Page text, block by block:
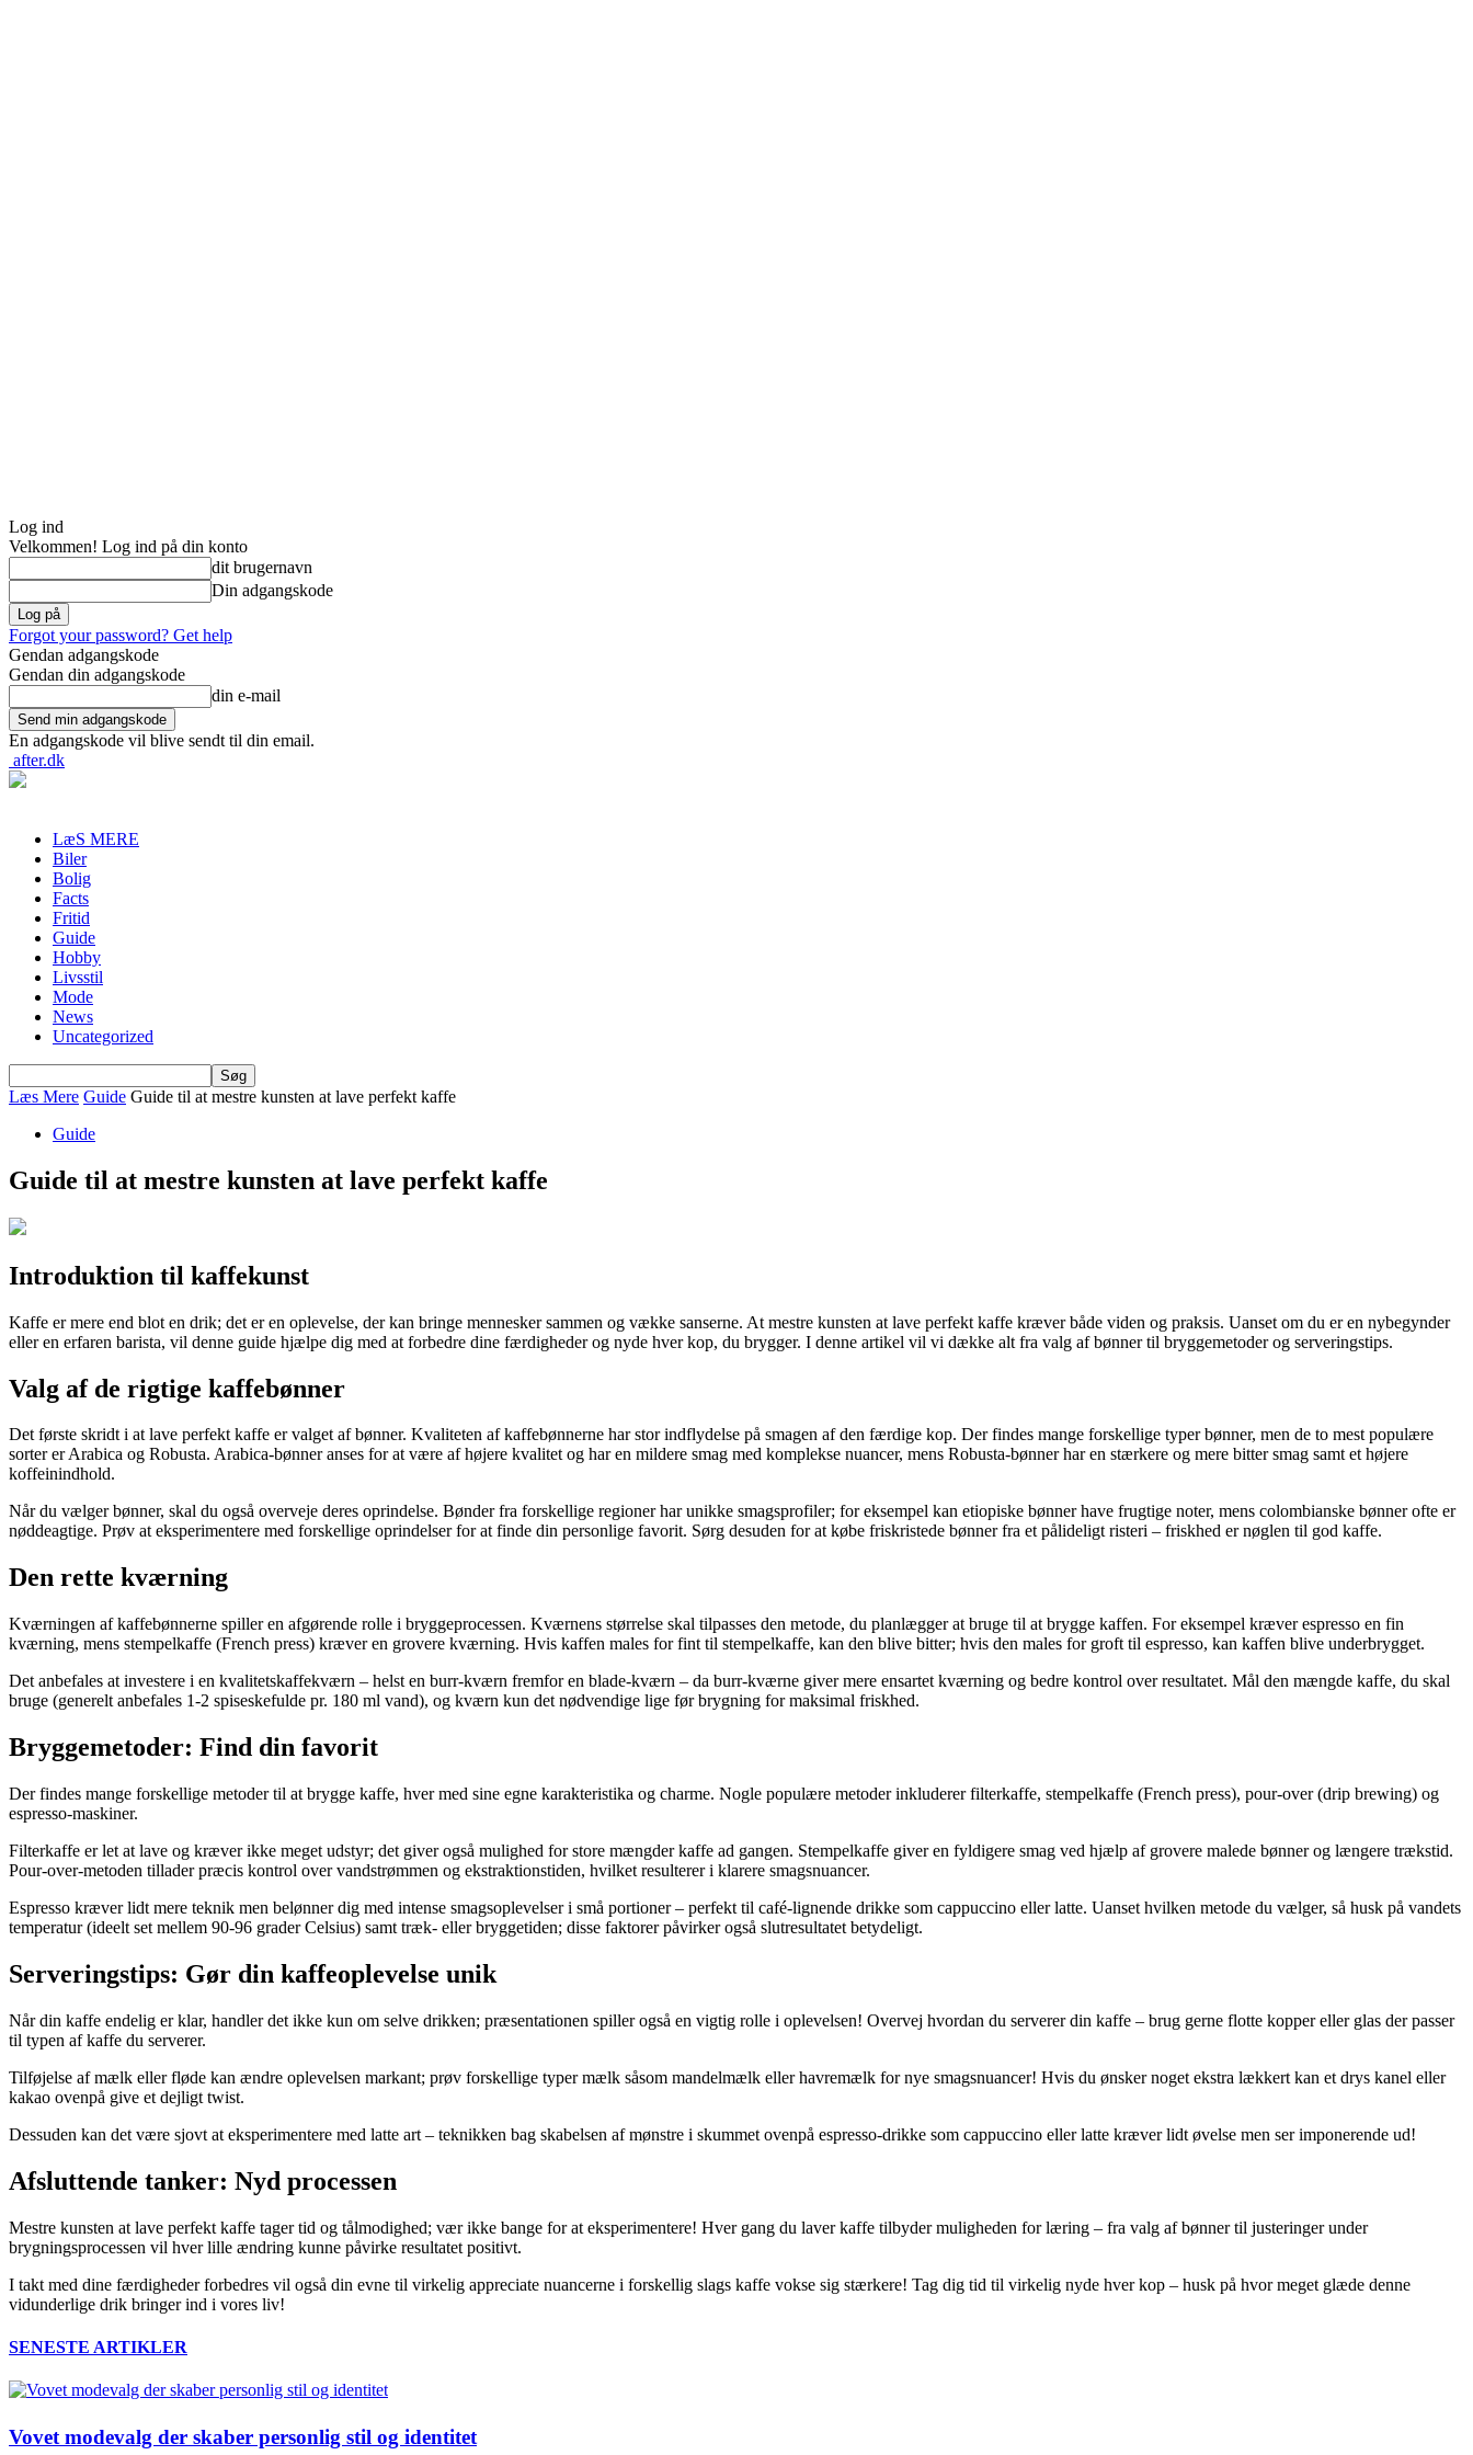
Log ind
Velkommen! Log ind på din konto
dit brugernavn
Din adgangskode
Forgot your password? Get help
Gendan adgangskode
Gendan din adgangskode
din e-mail
En adgangskode vil blive sendt til din email.
after.dk
LæS MERE
Biler
Bolig
Facts
Fritid
Guide
Hobby
Livsstil
Mode
News
Uncategorized
Læs Mere Guide Guide til at mestre kunsten at lave perfekt kaffe
Guide
Guide til at mestre kunsten at lave perfekt kaffe
Introduktion til kaffekunst
Kaffe er mere end blot en drik; det er en oplevelse, der kan bringe mennesker sammen og vække sanserne. At mestre kunsten at lave perfekt kaffe kræver både viden og praksis. Uanset om du er en nybegynder
eller en erfaren barista, vil denne guide hjælpe dig med at forbedre dine færdigheder og nyde hver kop, du brygger. I denne artikel vil vi dække alt fra valg af bønner til bryggemetoder og serveringstips.
Valg af de rigtige kaffebønner
Det første skridt i at lave perfekt kaffe er valget af bønner. Kvaliteten af kaffebønnerne har stor indflydelse på smagen af den færdige kop. Der findes mange forskellige typer bønner, men de to mest populære
sorter er Arabica og Robusta. Arabica-bønner anses for at være af højere kvalitet og har en mildere smag med komplekse nuancer, mens Robusta-bønner har en stærkere og mere bitter smag samt et højere
koffeinindhold.
Når du vælger bønner, skal du også overveje deres oprindelse. Bønder fra forskellige regioner har unikke smagsprofiler; for eksempel kan etiopiske bønner have frugtige noter, mens colombianske bønner ofte er
nøddeagtige. Prøv at eksperimentere med forskellige oprindelser for at finde din personlige favorit. Sørg desuden for at købe friskristede bønner fra et pålideligt risteri – friskhed er nøglen til god kaffe.
Den rette kværning
Kværningen af kaffebønnerne spiller en afgørende rolle i bryggeprocessen. Kværnens størrelse skal tilpasses den metode, du planlægger at bruge til at brygge kaffen. For eksempel kræver espresso en fin
kværning, mens stempelkaffe (French press) kræver en grovere kværning. Hvis kaffen males for fint til stempelkaffe, kan den blive bitter; hvis den males for groft til espresso, kan kaffen blive underbrygget.
Det anbefales at investere i en kvalitetskaffekværn – helst en burr-kværn fremfor en blade-kværn – da burr-kværne giver mere ensartet kværning og bedre kontrol over resultatet. Mål den mængde kaffe, du skal
bruge (generelt anbefales 1-2 spiseskefulde pr. 180 ml vand), og kværn kun det nødvendige lige før brygning for maksimal friskhed.
Bryggemetoder: Find din favorit
Der findes mange forskellige metoder til at brygge kaffe, hver med sine egne karakteristika og charme. Nogle populære metoder inkluderer filterkaffe, stempelkaffe (French press), pour-over (drip brewing) og
espresso-maskiner.
Filterkaffe er let at lave og kræver ikke meget udstyr; det giver også mulighed for store mængder kaffe ad gangen. Stempelkaffe giver en fyldigere smag ved hjælp af grovere malede bønner og længere trækstid.
Pour-over-metoden tillader præcis kontrol over vandstrømmen og ekstraktionstiden, hvilket resulterer i klarere smagsnuancer.
Espresso kræver lidt mere teknik men belønner dig med intense smagsoplevelser i små portioner – perfekt til café-lignende drikke som cappuccino eller latte. Uanset hvilken metode du vælger, så husk på vandets
temperatur (ideelt set mellem 90-96 grader Celsius) samt træk- eller bryggetiden; disse faktorer påvirker også slutresultatet betydeligt.
Serveringstips: Gør din kaffeoplevelse unik
Når din kaffe endelig er klar, handler det ikke kun om selve drikken; præsentationen spiller også en vigtig rolle i oplevelsen! Overvej hvordan du serverer din kaffe – brug gerne flotte kopper eller glas der passer
til typen af kaffe du serverer.
Tilføjelse af mælk eller fløde kan ændre oplevelsen markant; prøv forskellige typer mælk såsom mandelmælk eller havremælk for nye smagsnuancer! Hvis du ønsker noget ekstra lækkert kan et drys kanel eller
kakao ovenpå give et dejligt twist.
Dessuden kan det være sjovt at eksperimentere med latte art – teknikken bag skabelsen af mønstre i skummet ovenpå espresso-drikke som cappuccino eller latte kræver lidt øvelse men ser imponerende ud!
Afsluttende tanker: Nyd processen
Mestre kunsten at lave perfekt kaffe tager tid og tålmodighed; vær ikke bange for at eksperimentere! Hver gang du laver kaffe tilbyder muligheden for læring – fra valg af bønner til justeringer under
brygningsprocessen vil hver lille ændring kunne påvirke resultatet positivt.
I takt med dine færdigheder forbedres vil også din evne til virkelig appreciate nuancerne i forskellig slags kaffe vokse sig stærkere! Tag dig tid til virkelig nyde hver kop – husk på hvor meget glæde denne
vidunderlige drik bringer ind i vores liv!
SENESTE ARTIKLER
Vovet modevalg der skaber personlig stil og identitet